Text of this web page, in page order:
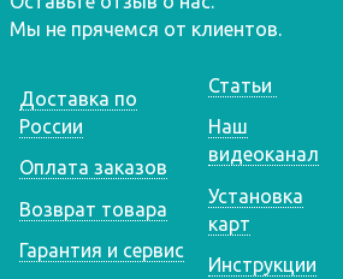
Мы не прячемся от клиентов.
Доставка по
России
Оплата заказов
Возврат товара
Гарантия и сервис
Статьи
Наш
видеоканал
Установка
карт
Инструкции